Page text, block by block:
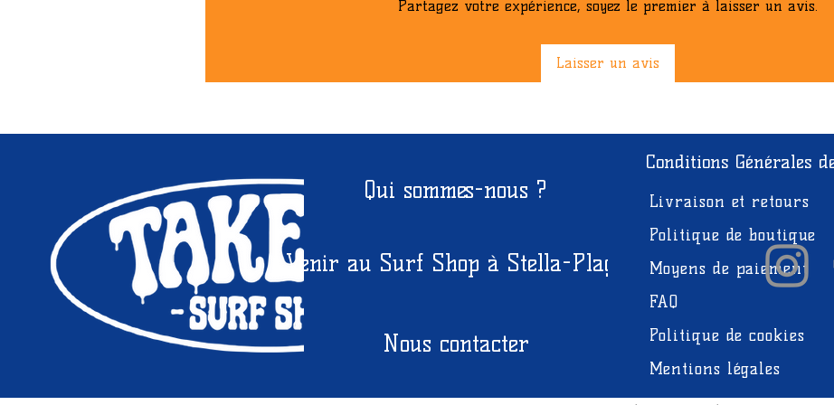
Partagez votre expérience, soyez le premier à laisser un avis.
Laisser un avis
Qui sommes-nous ?
Venir au Surf Shop à Stella-Plage
Nous contacter
Conditions Générales
Livraison et retours
Politique de boutique
Moyens de paiement
FAQ
Politique de cookies
Mentions légales